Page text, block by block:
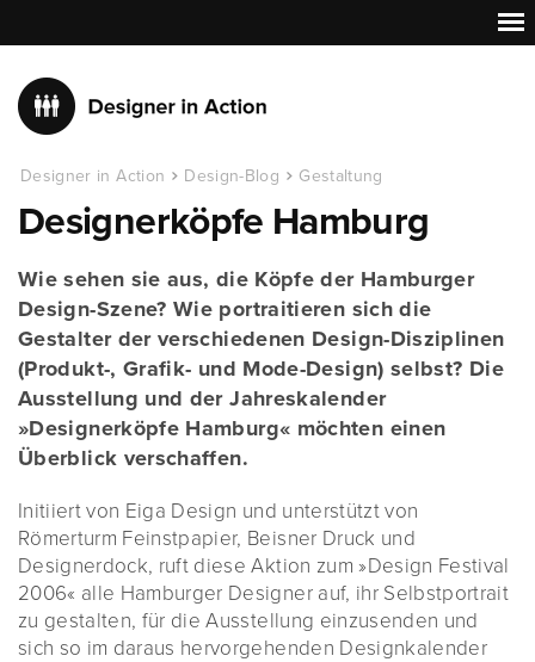
Designer in Action Design-Blog Gestaltung
Designerköpfe Hamburg
Wie sehen sie aus, die Köpfe der Hamburger
Design-Szene? Wie portraitieren sich die
Gestalter der verschiedenen Design-Disziplinen
(Produkt-, Grafik- und Mode-Design) selbst? Die
Ausstellung und der Jahreskalender
»Designerköpfe Hamburg« möchten einen
Überblick verschaffen.
Initiiert von Eiga Design und unterstützt von
Römerturm Feinstpapier, Beisner Druck und
Designerdock, ruft diese Aktion zum »Design Festival
2006« alle Hamburger Designer auf, ihr Selbstportrait
zu gestalten, für die Ausstellung einzusenden und
sich so im daraus hervorgehenden Designkalender